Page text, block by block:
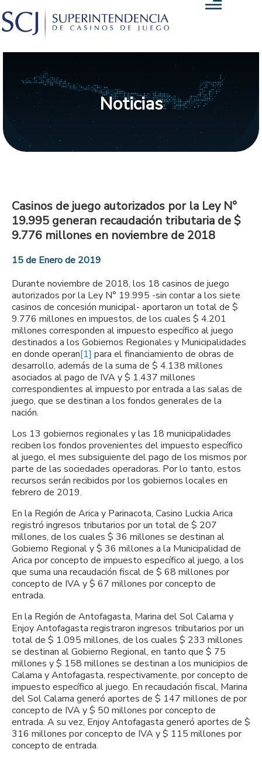
Noticias
Casinos de juego autorizados por la Ley N°
19.995 generan recaudación tributaria de $
9.776 millones en noviembre de 2018
15 de Enero de 2019
Durante noviembre de 2018, los 18 casinos de juego
autorizados por la Ley N° 19.995 -sin contar a los siete
casinos de concesión municipal- aportaron un total de $
9.776 millones en impuestos, de los cuales $ 4.201
millones corresponden al impuesto específico al juego
destinados a los Gobiernos Regionales y Municipalidades
en donde operan[1] para el financiamiento de obras de
desarrollo, además de la suma de $ 4.138 millones
asociados al pago de IVA y $ 1.437 millones
correspondientes al impuesto por entrada a las salas de
juego, que se destinan a los fondos generales de la
nación.
Los 13 gobiernos regionales y las 18 municipalidades
reciben los fondos provenientes del impuesto específico
al juego, el mes subsiguiente del pago de los mismos por
parte de las sociedades operadoras. Por lo tanto, estos
recursos serán recibidos por los gobiernos locales en
febrero de 2019.
En la Región de Arica y Parinacota, Casino Luckia Arica
registró ingresos tributarios por un total de $ 207
millones, de los cuales $ 36 millones se destinan al
Gobierno Regional y $ 36 millones a la Municipalidad de
Arica por concepto de impuesto específico al juego, a los
que suma una recaudación fiscal de $ 68 millones por
concepto de IVA y $ 67 millones por concepto de
entrada.
En la Región de Antofagasta, Marina del Sol Calama y
Enjoy Antofagasta registraron ingresos tributarios por un
total de $ 1.095 millones, de los cuales $ 233 millones
se destinan al Gobierno Regional, en tanto que $ 75
millones y $ 158 millones se destinan a los municipios de
Calama y Antofagasta, respectivamente, por concepto de
impuesto específico al juego. En recaudación fiscal, Marina
del Sol Calama generó aportes de $ 147 millones de por
concepto de IVA y $ 50 millones por concepto de
entrada. A su vez, Enjoy Antofagasta generó aportes de $
316 millones por concepto de IVA y $ 115 millones por
concepto de entrada.